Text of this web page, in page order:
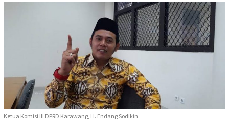
Ketua Komisi III DPRD Karawang, H. Endang Sodikin.